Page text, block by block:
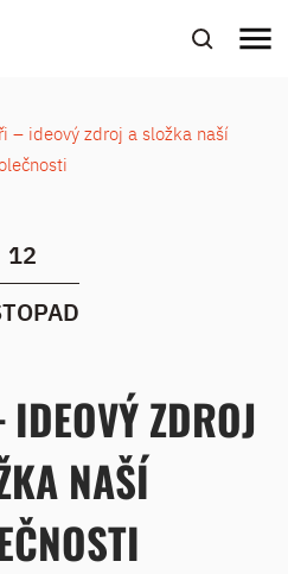
menu
– ideový zdroj a složka naší
12
ZDROJ
NAŠÍ